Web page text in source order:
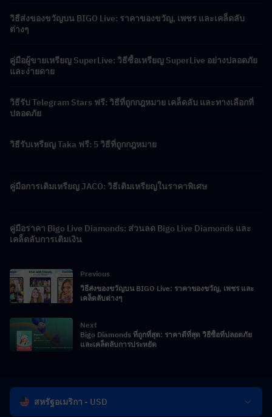
วิธีส่งของขวัญบน BIGO Live: ราคาของขวัญ, เพชร และเคล็ดลับ
ต่างๆ
คู่มือผู้ขายเหรียญ SuperLive: วิธีซื้อเหรียญ SuperLive อย่างปลอดภัย
และง่ายดาย
วิธีรับ Telegram Stars ฟรี: วิธีที่ถูกกฎหมาย เคล็ดลับ และทางเลือกที่
ปลอดภัย
วิธีรับเหรียญ Taka ฟรี: 5 วิธีที่ถูกกฎหมาย
คู่มือการเติมเหรียญ JACO: วิธีเติมเหรียญในราคาพิเศษ
คู่มือราคา Bigo Live Diamonds: ส่วนลด Bigo Live Diamonds และ
เคล็ดลับการเติมเงิน
Previous
วิธีส่งของขวัญบน BIGO Live: ราคาของขวัญ, เพชร และ
เคล็ดลับต่างๆ
Next
Bigo Diamonds ที่ถูกที่สุด: ราคาดีที่สุด วิธีซื้อที่ปลอดภัย
และเคล็ดลับการประหยัด
สหรัฐอเมริกา - USD